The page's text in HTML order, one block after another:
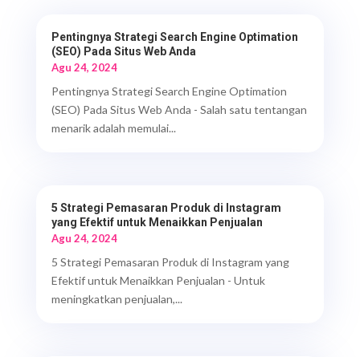
Pentingnya Strategi Search Engine Optimation
(SEO) Pada Situs Web Anda
Agu 24, 2024
Pentingnya Strategi Search Engine Optimation
(SEO) Pada Situs Web Anda - Salah satu tentangan
menarik adalah memulai...
5 Strategi Pemasaran Produk di Instagram
yang Efektif untuk Menaikkan Penjualan
Agu 24, 2024
5 Strategi Pemasaran Produk di Instagram yang
Efektif untuk Menaikkan Penjualan - Untuk
meningkatkan penjualan,...